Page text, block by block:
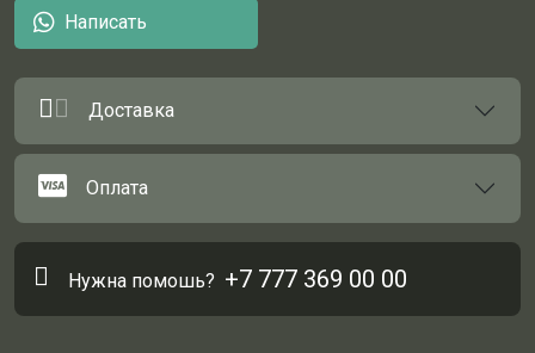
Написать
Доставка
Оплата
Нужна помошь? +7 777 369 00 00